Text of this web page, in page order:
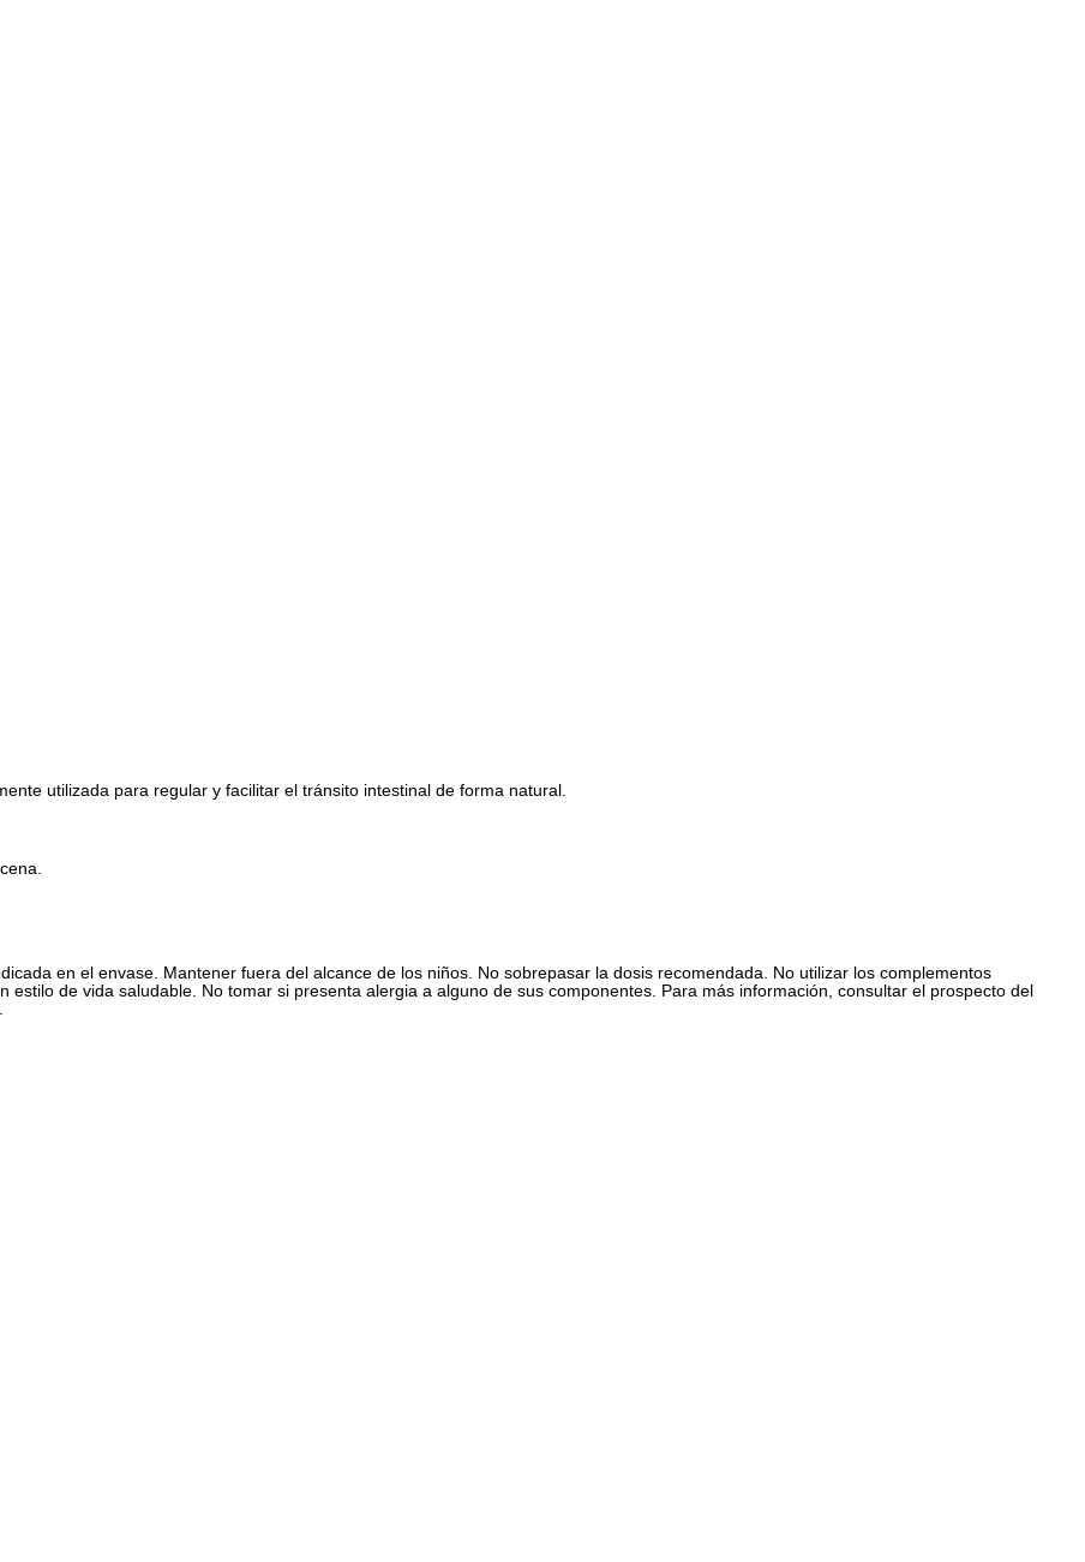
utilizada para regular y facilitar el tránsito intestinal de forma natural.
en el envase. Mantener fuera del alcance de los niños. No sobrepasar la dosis recomendada. No utilizar los complementos
de vida saludable. No tomar si presenta alergia a alguno de sus componentes. Para más información, consultar el prospecto del